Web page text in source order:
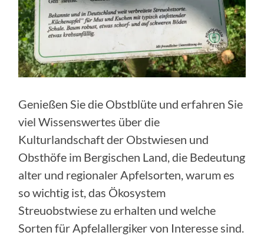
Genießen Sie die Obstblüte und erfahren Sie
viel Wissenswertes über die
Kulturlandschaft der Obstwiesen und
Obsthöfe im Bergischen Land, die Bedeutung
alter und regionaler Apfelsorten, warum es
so wichtig ist, das Ökosystem
Streuobstwiese zu erhalten und welche
Sorten für Apfelallergiker von Interesse sind.